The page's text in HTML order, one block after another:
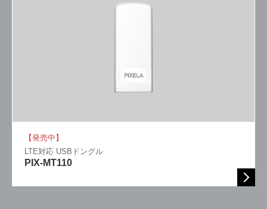
【発売中】
LTE対応 USBドングル
PIX-MT110